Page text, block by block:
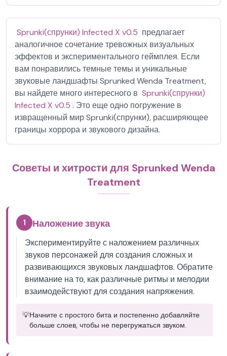
Sprunki(спрунки) Infected X v0.5 предлагает
аналогичное сочетание тревожных визуальных
эффектов и экспериментального геймплея. Если
вам понравились темные темы и уникальные
звуковые ландшафты Sprunked Wenda Treatment,
вы найдете много интересного в Sprunki(спрунки)
Infected X v0.5 . Это еще одно погружение в
извращенный мир Sprunki(спрунки), расширяющее
границы хоррора и звукового дизайна.
Советы и хитрости для Sprunked Wenda
Treatment
1 Наложение звука
Экспериментируйте с наложением различных
звуков персонажей для создания сложных и
развивающихся звуковых ландшафтов. Обратите
внимание на то, как различные ритмы и мелодии
взаимодействуют для создания напряжения.
💡Начните с простого бита и постепенно добавляйте
больше слоев, чтобы не перегружаться звуком.